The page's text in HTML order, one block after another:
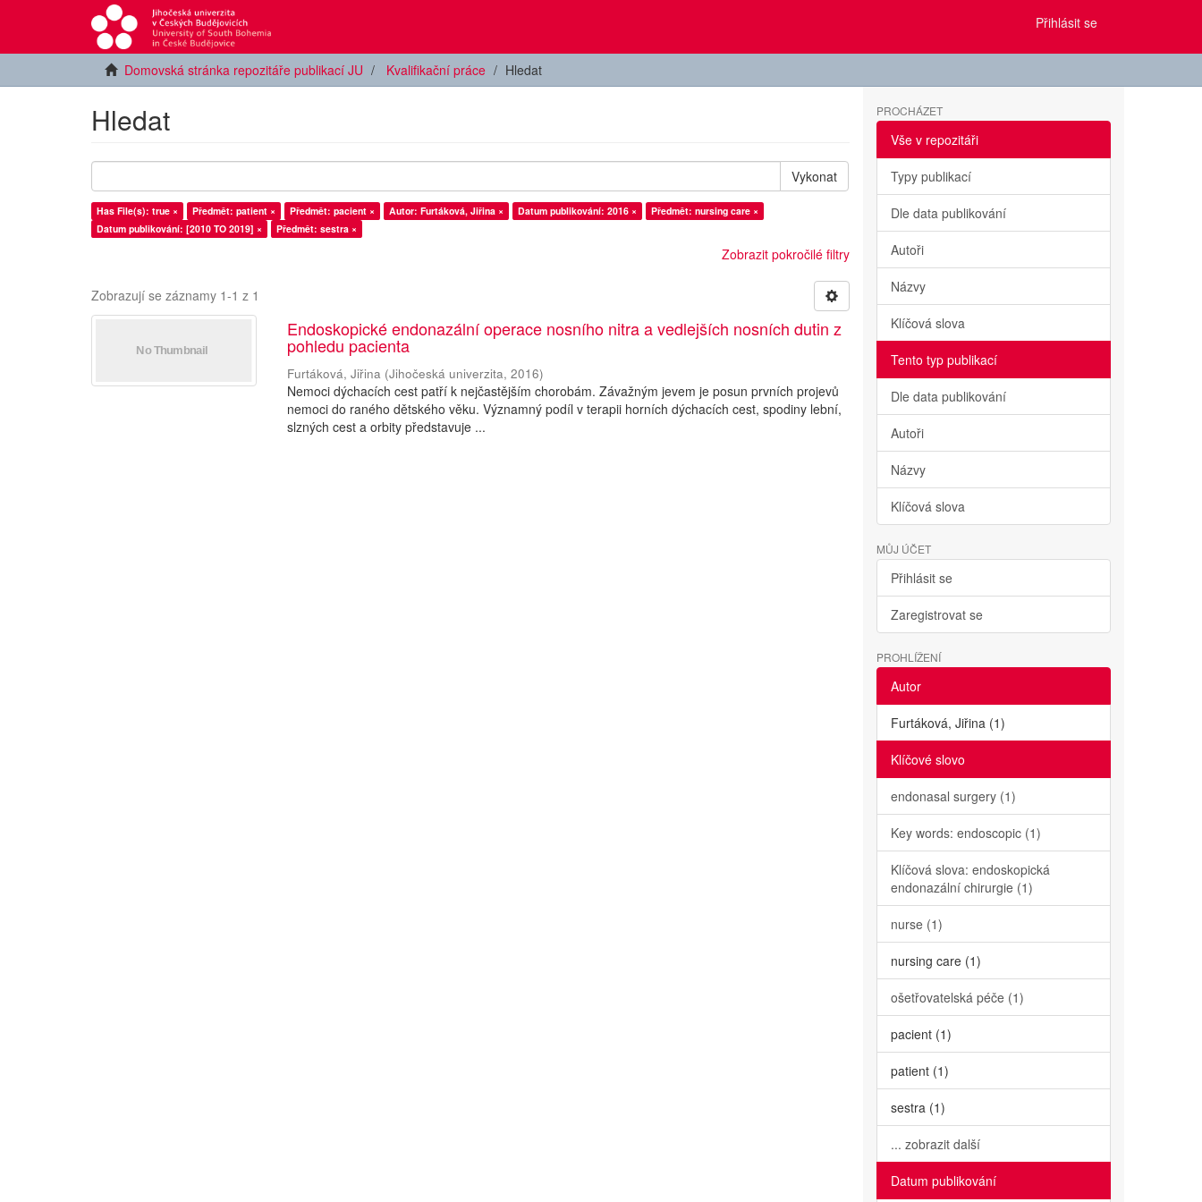
Přihlásit se
Domovská stránka repozitáře publikací JU Kvalifikační práce Hledat
Hledat
Vykonat
Has File(s): true × Předmět: patient × Předmět: pacient × Autor: Furtáková, Jiřina × Datum publikování: 2016 ×
Předmět: nursing care ×
Datum publikování: [2010 TO 2019] ×
Předmět: sestra ×
Zobrazit pokročilé filtry
Zobrazují se záznamy 1-1 z 1
Endoskopické endonazální operace nosního nitra a vedlejších nosních dutin z
pohledu pacienta
Furtáková, Jiřina (Jihočeská univerzita,2016)
Nemoci dýchacích cest patří k nejčastějším chorobám. Závažným jevem je posun prvních projevů
nemoci do raného dětského věku. Významný podíl v terapii horních dýchacích cest, spodiny lební,
slzných cest a orbity představuje ...
PROCHÁZET
Vše v repozitáři
Typy publikací
Dle data publikování
Autoři
Názvy
Klíčová slova
Tento typ publikací
Dle data publikování
Autoři
Názvy
Klíčová slova
MŮJ ÚČET
Přihlásit se
Zaregistrovat se
PROHLÍŽENÍ
Autor
Furtáková, Jiřina (1)
Klíčové slovo
endonasal surgery (1)
Key words: endoscopic (1)
Klíčová slova: endoskopická
endonazální chirurgie (1)
nurse (1)
nursing care (1)
ošetřovatelská péče (1)
pacient (1)
patient (1)
sestra (1)
... zobrazit další
Datum publikování